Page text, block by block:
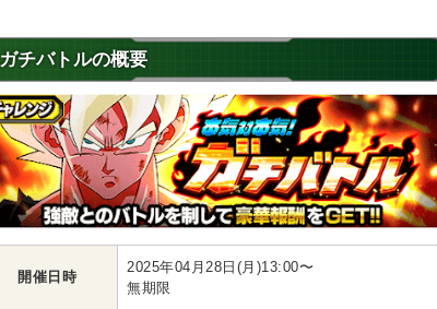
ガチバトルの概要
開催日時
2025年04月28日(月)13:00〜
無期限